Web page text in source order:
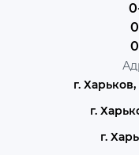
г.
г.
г.